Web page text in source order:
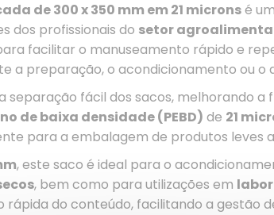
de 300 x 350 mm em 21 micronsé
dos profissionais do setor
facilitar o manuseamento rápido e
a preparação, o acondicionamento ou o
separação fácil dos sacos, melhorando
de baixa densidade (PEBD) de 21
para a embalagem de produtos leves
, este saco é ideal para o
, bem como para utilizações em
do conteúdo, facilitando a gestão